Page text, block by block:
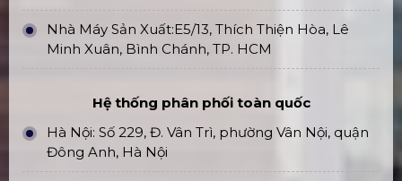
Nhà Máy Sản Xuất:E5/13, Thích Thiện Hòa, Lê
Minh Xuân, Bình Chánh, TP. HCM
Hệ thống phân phối toàn quốc
Hà Nội: Số 229, Đ. Vân Trì, phường Vân Nội, quận
Đông Anh, Hà Nội